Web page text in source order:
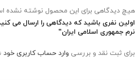
هیچ دیدگاهی برای این محصول نوشته نشده
اولین نفری باشید که دیدگاهی را ارسال می
نرم جمهوری اسلامی ایران”
برای ثبت نقد و بررسی وارد حساب کاربری خود